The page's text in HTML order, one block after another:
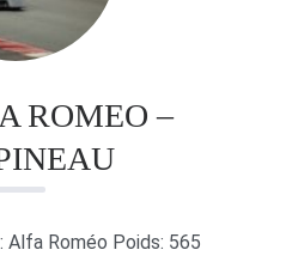
ROMEO –
Alfa Roméo Poids: 565